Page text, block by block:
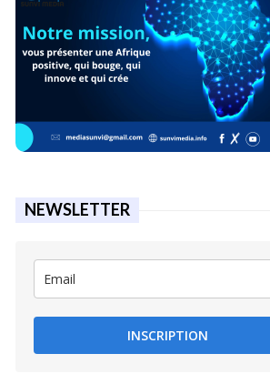
NEWSLETTER
INSCRIPTION